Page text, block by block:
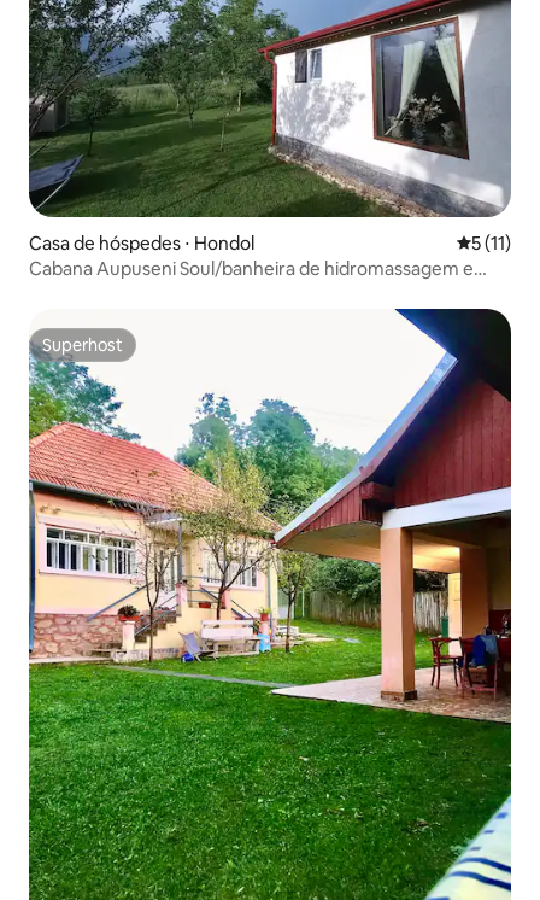
Casa de hóspedes ⋅ Hondol 5 de uma
5 (11)
Cabana Aupuseni Soul/banheira de hidromassagem e
Superhost
Superhost